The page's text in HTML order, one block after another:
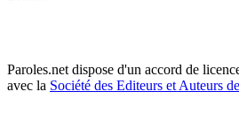
Paroles.net dispose d'un accord de
avec la Société des Editeurs et Auteurs